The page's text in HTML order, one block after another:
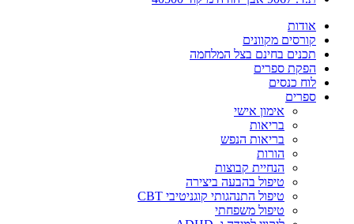
אודות
קורסים מקוונים
תכנים בחינם בצל המלחמה
הפקת ספרים
לוח כנסים
ספרים
אימון אישי
בריאות
בריאות הנפש
הורות
הנחיית קבוצות
טיפול בהבעה ביצירה
טיפול התנהגותי קוגניטיבי CBT
טיפול משפחתי